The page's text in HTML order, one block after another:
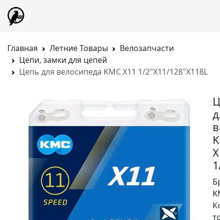
Главная Летние Товары
Велозапчасти
Цепи, замки для цепей
Цепь для велосипеда KMC X11 1/2"X11/128"X118L